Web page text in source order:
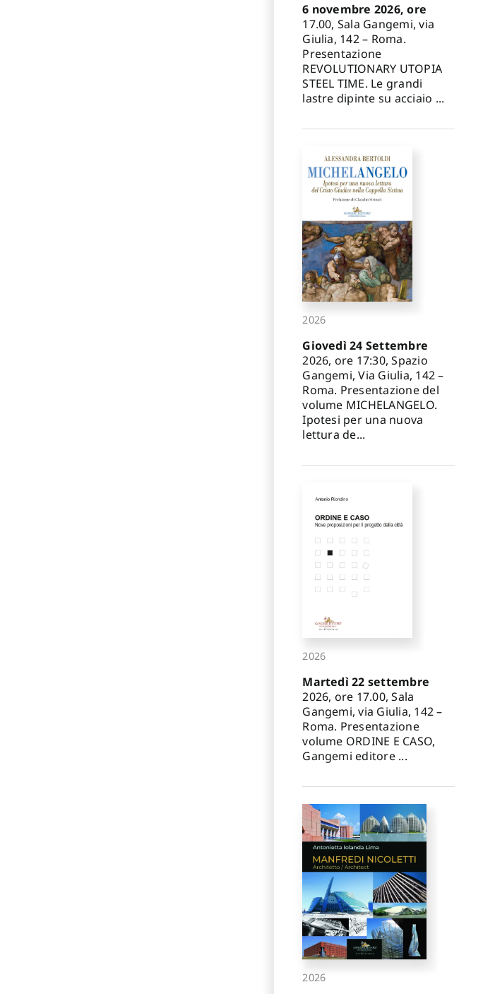
6 novembre 2026, ore
17.00, Sala Gangemi, via
Giulia, 142 – Roma.
Presentazione
REVOLUTIONARY UTOPIA
STEEL TIME. Le grandi
lastre dipinte su acciaio ...
2026
Giovedì 24 Settembre
2026, ore 17:30, Spazio
Gangemi, Via Giulia, 142 –
Roma. Presentazione del
volume MICHELANGELO.
Ipotesi per una nuova
lettura de...
2026
Martedì 22 settembre
2026, ore 17.00, Sala
Gangemi, via Giulia, 142 –
Roma. Presentazione
volume ORDINE E CASO,
Gangemi editore ...
2026